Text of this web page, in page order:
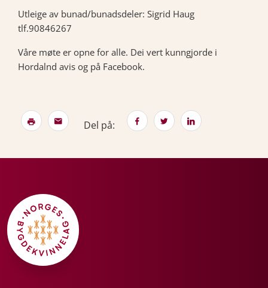
Utleige av bunad/bunadsdeler: Sigrid Haug
tlf.90846267
Våre møte er opne for alle. Dei vert kunngjorde i
Hordalnd avis og på Facebook.
Del på: